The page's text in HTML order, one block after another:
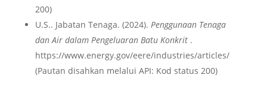
200)
U.S.. Jabatan Tenaga. (2024). Penggunaan Tenaga
dan Air dalam Pengeluaran Batu Konkrit .
https://www.energy.gov/eere/industries/articles/
(Pautan disahkan melalui API: Kod status 200)